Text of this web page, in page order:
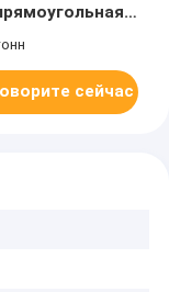
сейчас